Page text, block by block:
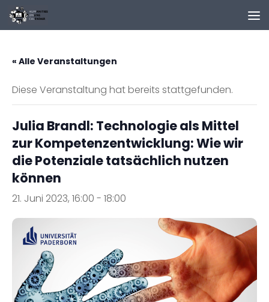
Zum Inhalt springen
« Alle Veranstaltungen
Diese Veranstaltung hat bereits stattgefunden.
Julia Brandl: Technologie als Mittel
zur Kompetenzentwicklung: Wie wir
die Potenziale tatsächlich nutzen
können
21. Juni 2023, 16:00 - 18:00